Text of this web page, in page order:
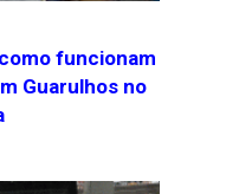
funcionam
Guarulhos no